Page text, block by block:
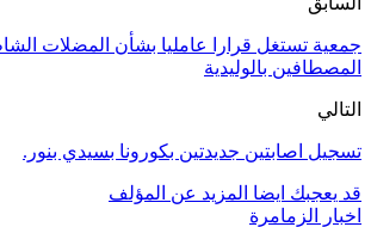
جمعية تستغل قرارا عامليا بشأن المضلات
المصطافين بالوليدية
التالي
تسجيل اصابتين جديدتين بكورونا بسيدي بنور.
قد يعجبك ايضا المزيد عن المؤلف
اخبار الزمامرة